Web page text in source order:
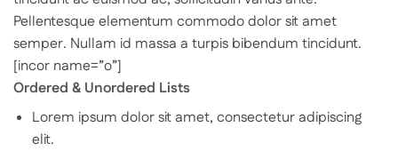
Pellentesque elementum commodo dolor sit amet
semper. Nullam id massa a turpis bibendum tincidunt.
[incor name=”o”]
Ordered & Unordered Lists
Lorem ipsum dolor sit amet, consectetur adipiscing
elit.